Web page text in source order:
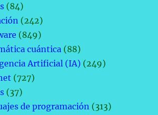
(84)
(242)
(849)
cuántica (88)
Artificial (IA) (249)
(727)
(37)
de programación (313)